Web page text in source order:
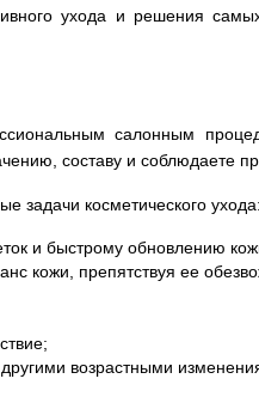
ухода и решения
салонным
составу и соблюдаете
задачи косметического ухода:
и быстрому обновлению
кожи, препятствуя ее
возрастными